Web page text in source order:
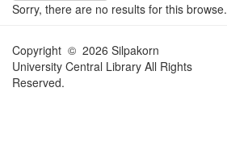
Sorry, there are no results for this browse.
Copyright © 2026 Silpakorn
University Central Library All Rights
Reserved.